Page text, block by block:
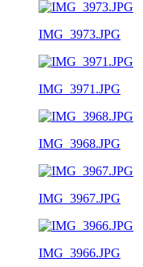
IMG_3973.JPG
IMG_3971.JPG
IMG_3968.JPG
IMG_3967.JPG
IMG_3966.JPG